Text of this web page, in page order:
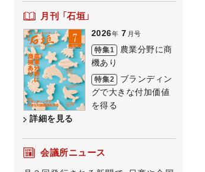
月刊 「石垣」
2026年 7 月号
特集1
農業分野に商
機あり
特集2
ブランディン
グで大きな付加価値
を得る
詳細を見る
会議所ニュース